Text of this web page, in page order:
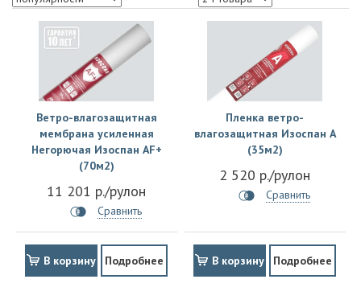
Ветро-влагозащитная
мембрана усиленная
Негорючая Изоспан АF+
(70м2)
11 201 р./рулон
Сравнить
В корзину Подробнее
Пленка ветро-
влагозащитная Изоспан A
(35м2)
2 520 р./рулон
Сравнить
В корзину Подробнее